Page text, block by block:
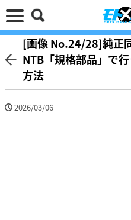
[画像 No.24/28]純正
NTB「規格部品」で
方法
2026/03/06